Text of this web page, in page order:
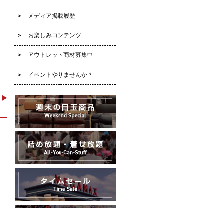
▶
メディア掲載履歴
お楽しみコンテンツ
アウトレット商材募集中
イベントやりませんか？